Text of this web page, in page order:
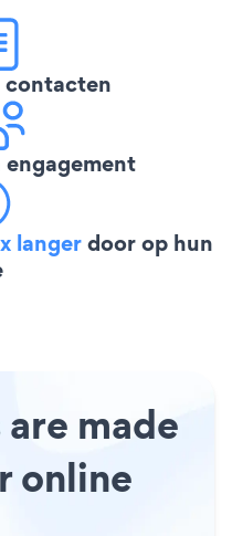
contacten
engagement
langerdoor op hun
made
online